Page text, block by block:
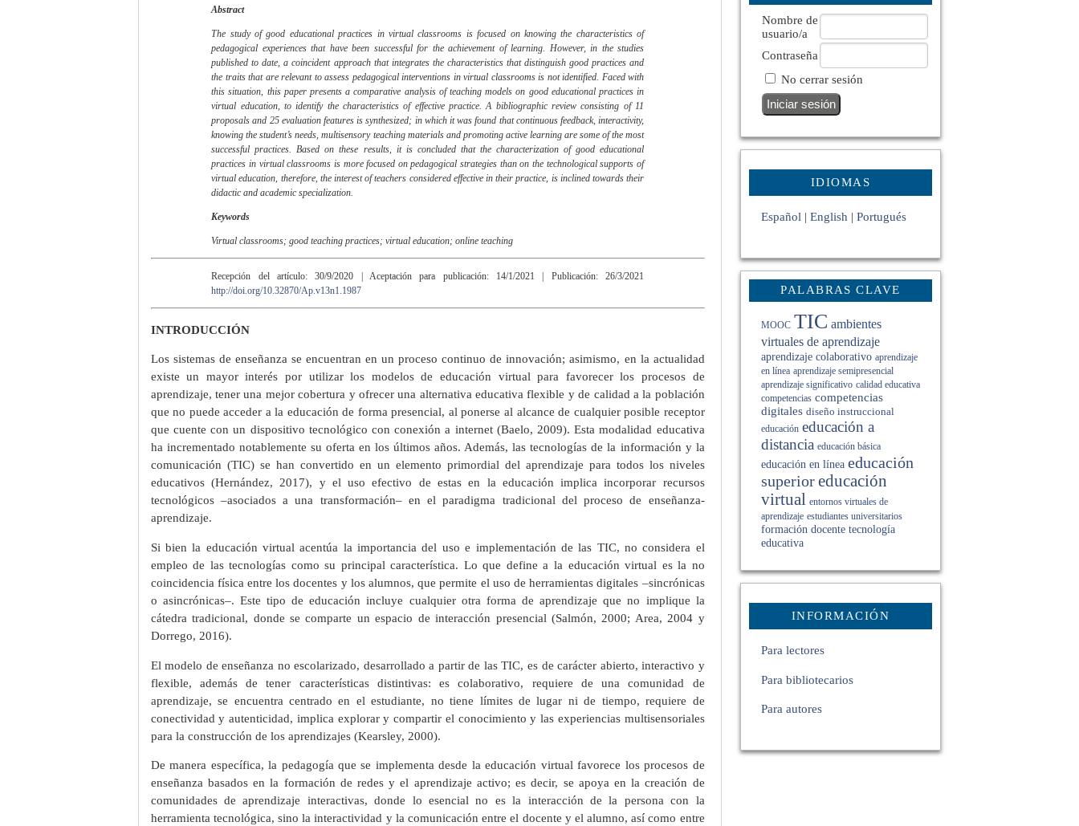
Nombre de
usuario/a
Contraseña
No cerrar sesión
IDIOMAS
Español | English | Portugués
PALABRAS CLAVE
MOOC TIC ambientes
virtuales de aprendizaje
aprendizaje colaborativo aprendizaje
en línea aprendizaje semipresencial
aprendizaje significativo calidad educativa
competencias competencias
digitales diseño instruccional
educación educación a
distancia educación básica
educación en línea educación
superioreducación
virtual entornos virtuales de
aprendizaje estudiantes universitarios
formación docente tecnología
educativa
INFORMACIÓN
Para lectores
Para bibliotecarios
Para autores
Abstract
The study of good educational practices in virtual classrooms is focused on knowing the characteristics of
pedagogical experiences that have been successful for the achievement of learning. However, in the studies
published to date, a coincident approach that integrates the characteristics that distinguish good practices and
the traits that are relevant to assess pedagogical interventions in virtual classrooms is not identified. Faced with
this situation, this paper presents a comparative analysis of teaching models on good educational practices in
virtual education, to identify the characteristics of effective practice. A bibliographic review consisting of 11
proposals and 25 evaluation features is synthesized; in which it was found that continuous feedback, interactivity,
knowing the student’s needs, multisensory teaching materials and promoting active learning are some of the most
successful practices. Based on these results, it is concluded that the characterization of good educational
practices in virtual classrooms is more focused on pedagogical strategies than on the technological supports of
virtual education, therefore, the interest of teachers considered effective in their practice, is inclined towards their
didactic and academic specialization.
Keywords
Virtual classrooms; good teaching practices; virtual education; online teaching
Recepción del artículo: 30/9/2020 | Aceptación para publicación: 14/1/2021 | Publicación: 26/3/2021
http://doi.org/10.32870/Ap.v13n1.1987
INTRODUCCIÓN
Los sistemas de enseñanza se encuentran en un proceso continuo de innovación; asimismo, en la actualidad
existe un mayor interés por utilizar los modelos de educación virtual para favorecer los procesos de
aprendizaje, tener una mejor cobertura y ofrecer una alternativa educativa flexible y de calidad a la población
que no puede acceder a la educación de forma presencial, al ponerse al alcance de cualquier posible receptor
que cuente con un dispositivo tecnológico con conexión a internet (Baelo, 2009). Esta modalidad educativa
ha incrementado notablemente su oferta en los últimos años. Además, las tecnologías de la información y la
comunicación (TIC) se han convertido en un elemento primordial del aprendizaje para todos los niveles
educativos (Hernández, 2017), y el uso efectivo de estas en la educación implica incorporar recursos
tecnológicos –asociados a una transformación– en el paradigma tradicional del proceso de enseñanza-
aprendizaje.
Si bien la educación virtual acentúa la importancia del uso e implementación de las TIC, no considera el
empleo de las tecnologías como su principal característica. Lo que define a la educación virtual es la no
coincidencia física entre los docentes y los alumnos, que permite el uso de herramientas digitales –sincrónicas
o asincrónicas–. Este tipo de educación incluye cualquier otra forma de aprendizaje que no implique la
cátedra tradicional, donde se comparte un espacio de interacción presencial (Salmón, 2000; Area, 2004 y
Dorrego, 2016).
El modelo de enseñanza no escolarizado, desarrollado a partir de las TIC, es de carácter abierto, interactivo y
flexible, además de tener características distintivas: es colaborativo, requiere de una comunidad de
aprendizaje, se encuentra centrado en el estudiante, no tiene límites de lugar ni de tiempo, requiere de
conectividad y autenticidad, implica explorar y compartir el conocimiento y las experiencias multisensoriales
para la construcción de los aprendizajes (Kearsley, 2000).
De manera específica, la pedagogía que se implementa desde la educación virtual favorece los procesos de
enseñanza basados en la formación de redes y el aprendizaje activo; es decir, se apoya en la creación de
comunidades de aprendizaje interactivas, donde lo esencial no es la interacción de la persona con la
herramienta tecnológica, sino la interactividad y la comunicación entre el docente y el alumno, así como entre